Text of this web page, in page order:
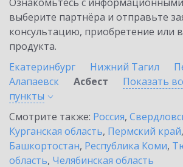
выберите партнёра и отправьте
консультацию, приобретение или
продукта.
Екатеринбург
Нижний Тагил
Алапаевск
Асбест
Показать
пункты
Смотрите также: Россия,
Курганская область, Пермский край,
Башкортостан, Республика Коми,
область, Челябинская область